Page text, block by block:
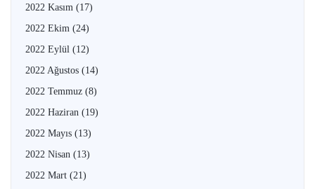
2022 Kasım (17)
2022 Ekim (24)
2022 Eylül (12)
2022 Ağustos (14)
2022 Temmuz (8)
2022 Haziran (19)
2022 Mayıs (13)
2022 Nisan (13)
2022 Mart (21)